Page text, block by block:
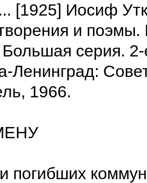
[1925] Иосиф
и поэмы.
Большая серия.
Ленинград:
1966.
погибших